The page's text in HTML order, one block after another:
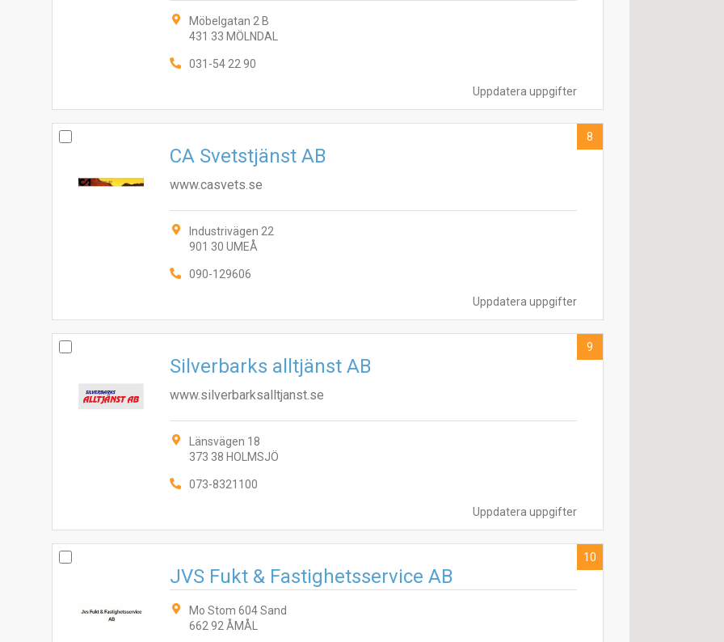
Uppdatera uppgifter
Möbelgatan 2 B
431 33 MÖLNDAL
031-54 22 90
Uppdatera uppgifter
CA Svetstjänst AB
www.casvets.se
Industrivägen 22
901 30 UMEÅ
090-129606
8
Uppdatera uppgifter
Silverbarks alltjänst AB
www.silverbarksalltjanst.se
Länsvägen 18
373 38 HOLMSJÖ
073-8321100
9
JVS Fukt & Fastighetsservice AB
Mo Stom 604 Sand
662 92 ÅMÅL
10